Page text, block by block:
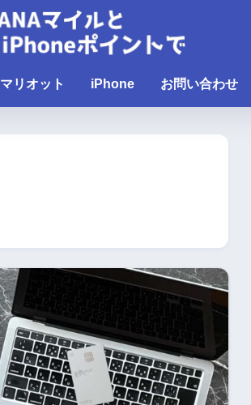
マリオット iPhone お問い合わせ